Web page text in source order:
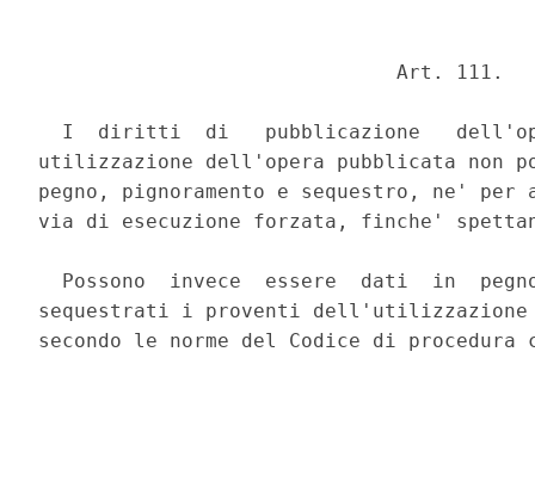
                              Art. 111.
I  diritti  di   pubblicazione
utilizzazione dell'opera pubblicata non
pegno, pignoramento e sequestro, ne'
via di esecuzione forzata, finche'
Possono  invece  essere  dati  in
sequestrati i proventi